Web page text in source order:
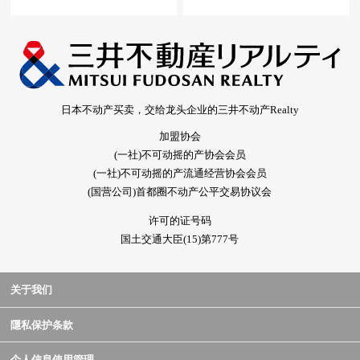
日本不动产买卖，交给龙头企业的三井不动产Realty
加盟协会
(一社)不可动摇的产协会会员
(一社)不可动摇的产流通经营协会会员
(国营公司)首都圈不动产公平交易协议会
许可的证号码
国土交通大臣(15)第777号
关于我们
隱私保护条款